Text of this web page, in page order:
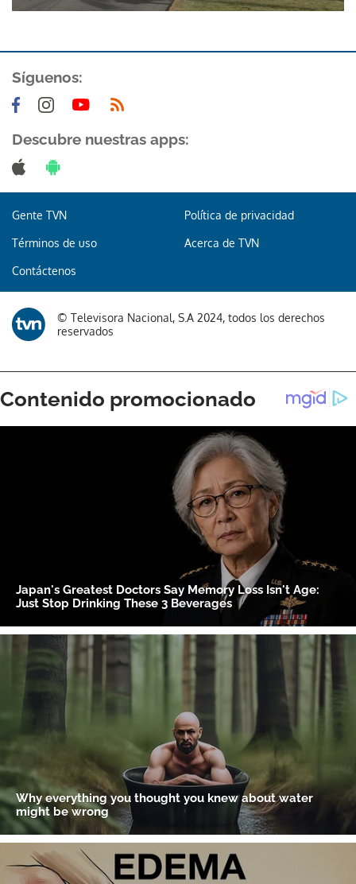
Síguenos:
Descubre nuestras apps:
Gente TVN Política de privacidad
Términos de uso Acerca de TVN
Contáctenos
© Televisora Nacional, S.A 2024, todos los derechos
reservados